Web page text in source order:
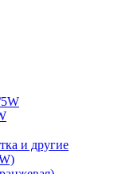
и другие